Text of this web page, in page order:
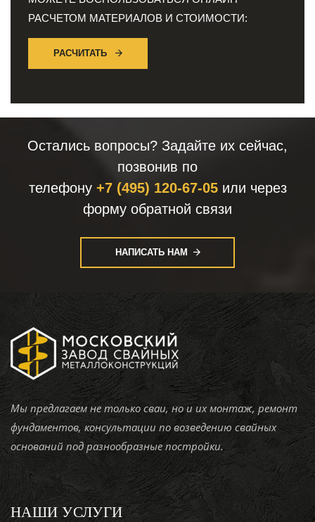
РАСЧЕТОМ МАТЕРИАЛОВ И СТОИМОСТИ:
РАСЧИТАТЬ
Остались вопросы? Задайте их сейчас,
позвонив по
телефону +7 (495) 120-67-05или через
форму обратной связи
НАПИСАТЬ НАМ
Мы предлагаем не только сваи, но и их монтаж, ремонт
фундаментов, консультации по возведению свайных
оснований под разнообразные постройки.
НАШИ УСЛУГИ